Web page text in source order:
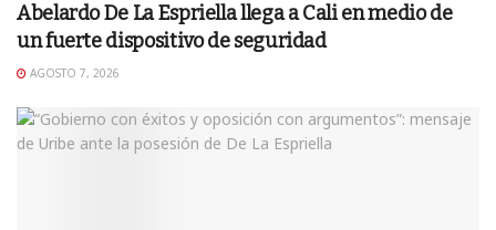
Abelardo De La Espriella llega a Cali en medio de
un fuerte dispositivo de seguridad
AGOSTO 7, 2026